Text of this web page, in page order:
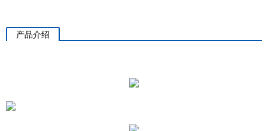
产品介绍